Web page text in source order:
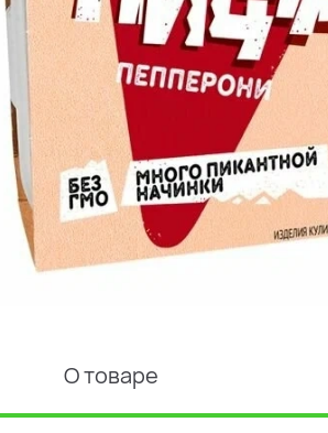
О товаре